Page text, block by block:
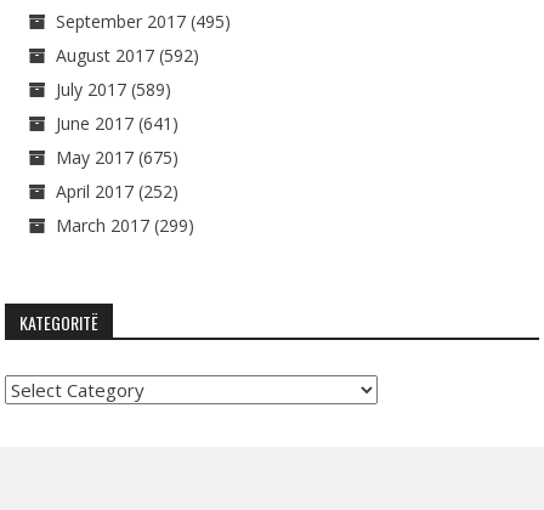
September 2017 (495)
August 2017 (592)
July 2017 (589)
June 2017 (641)
May 2017 (675)
April 2017 (252)
March 2017 (299)
KATEGORITË
Kategoritë